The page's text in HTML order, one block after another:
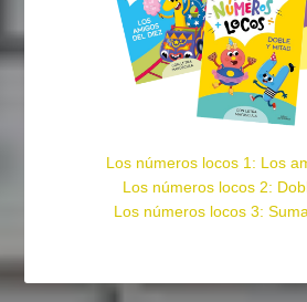
Los números locos 1: Los
Los números locos 2:
Los números locos 3: